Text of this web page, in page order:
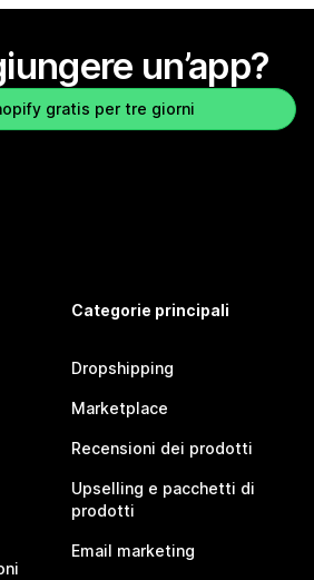
un’app?
gratis per tre giorni
Categorie principali
Dropshipping
Marketplace
Recensioni dei prodotti
Upselling e pacchetti di
prodotti
Email marketing